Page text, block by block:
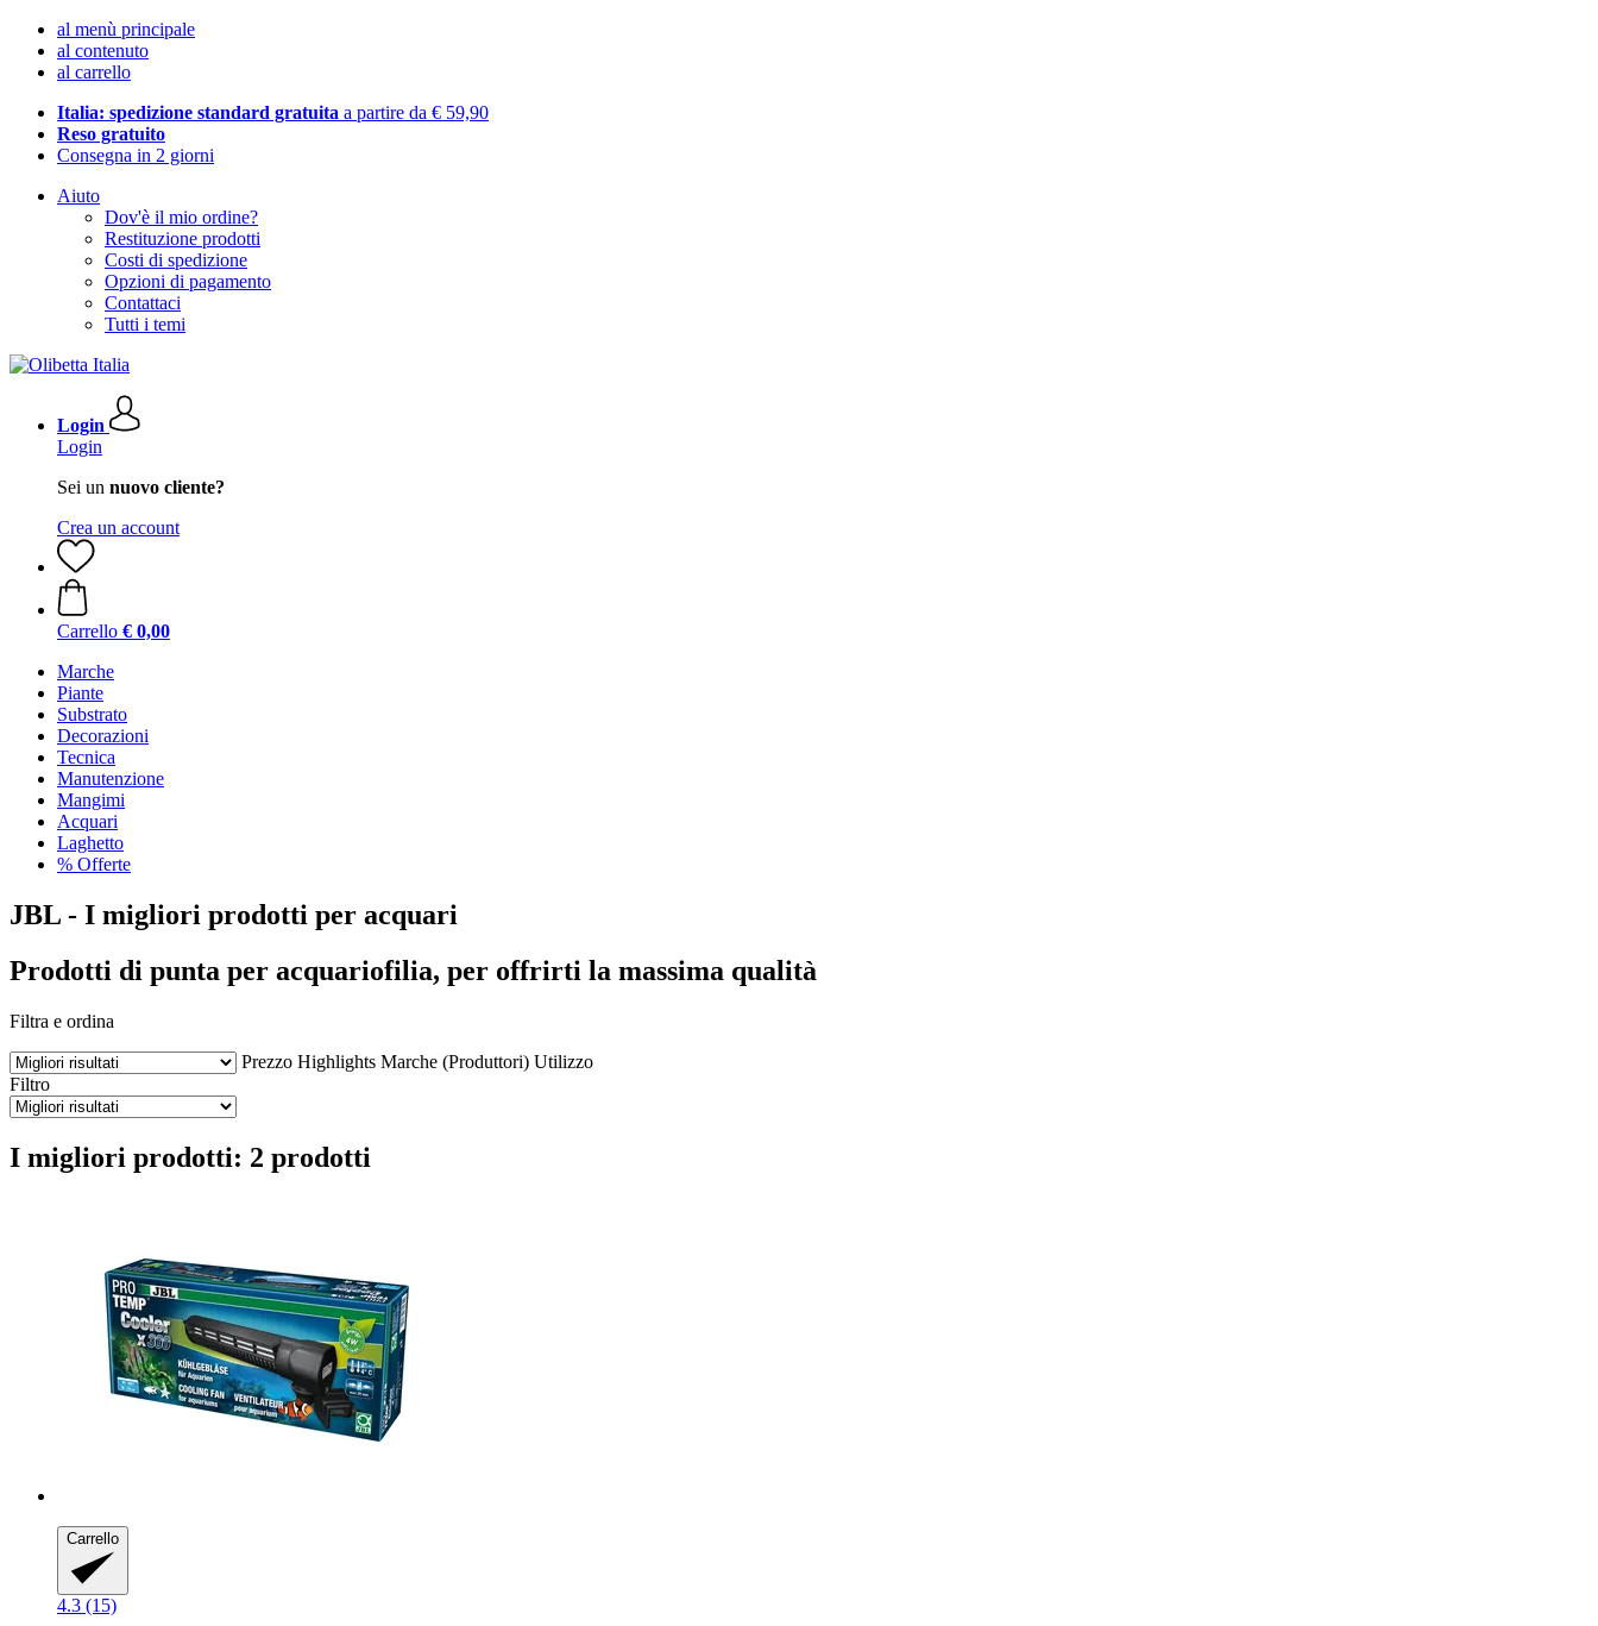
al menù principale
al contenuto
al carrello
Italia: spedizione standard gratuita a partire da € 59,90
Reso gratuito
Consegna in 2 giorni
Aiuto
Dov'è il mio ordine?
Restituzione prodotti
Costi di spedizione
Opzioni di pagamento
Contattaci
Tutti i temi
Login
Login
Sei un nuovo cliente?
Crea un account
Carrello € 0,00
Marche
Piante
Substrato
Decorazioni
Tecnica
Manutenzione
Mangimi
Acquari
Laghetto
% Offerte
JBL - I migliori prodotti per acquari
Prodotti di punta per acquariofilia, per offrirti la massima qualità
Filtra e ordina
Prezzo Highlights Marche (Produttori) Utilizzo
Filtro
I migliori prodotti: 2 prodotti
Carrello
4.3 (15)